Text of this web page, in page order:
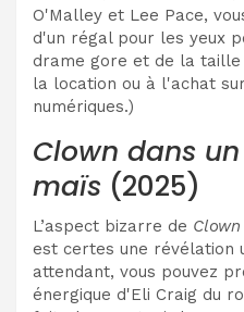
O'Malley et Lee Pace,
d'un régal pour les yeux
drame gore et de la taille
la location ou à l'achat
numériques.)
Clown dans
maïs (2025)
L’aspect bizarre de
est certes une révélation
attendant, vous pouvez
énergique d'Eli Craig du